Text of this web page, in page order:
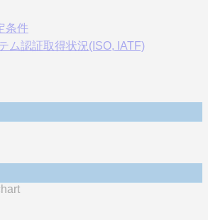
条件
ム認証取得状況(ISO, IATF)